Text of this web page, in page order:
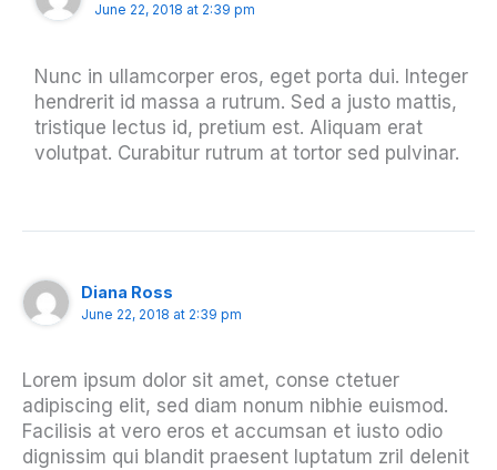
June 22, 2018 at 2:39 pm
Nunc in ullamcorper eros, eget porta dui. Integer
hendrerit id massa a rutrum. Sed a justo mattis,
tristique lectus id, pretium est. Aliquam erat
volutpat. Curabitur rutrum at tortor sed pulvinar.
Diana Ross
June 22, 2018 at 2:39 pm
Lorem ipsum dolor sit amet, conse ctetuer
adipiscing elit, sed diam nonum nibhie euismod.
Facilisis at vero eros et accumsan et iusto odio
dignissim qui blandit praesent luptatum zril delenit